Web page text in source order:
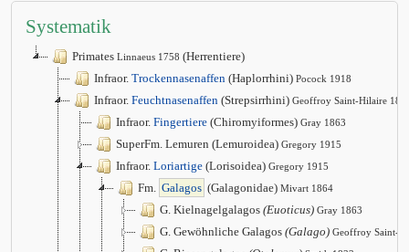
Systematik
Primates Linnaeus 1758 (Herrentiere)
Infraor. Trockennasenaffen (Haplorrhini) Pocock 1918
Infraor. Feuchtnasenaffen (Strepsirrhini) Geoffroy Saint-Hilaire
Infraor. Fingertiere (Chiromyiformes) Gray 1863
SuperFm. Lemuren (Lemuroidea) Gregory 1915
Infraor. Loriartige (Lorisoidea) Gregory 1915
Fm. Galagos (Galagonidae) Mivart 1864
G. Kielnagelgalagos (Euoticus) Gray 1863
G. Gewöhnliche Galagos (Galago) Geoffroy Saint-